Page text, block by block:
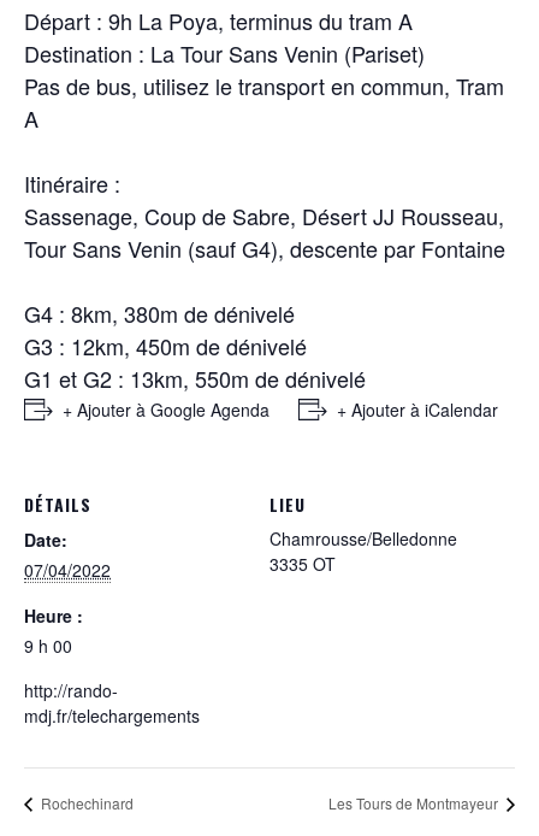
Départ : 9h La Poya, terminus du tram A
Destination : La Tour Sans Venin (Pariset)
Pas de bus, utilisez le transport en commun, Tram
A
Itinéraire :
Sassenage, Coup de Sabre, Désert JJ Rousseau,
Tour Sans Venin (sauf G4), descente par Fontaine
G4 : 8km, 380m de dénivelé
G3 : 12km, 450m de dénivelé
G1 et G2 : 13km, 550m de dénivelé
+ Ajouter à Google Agenda + Ajouter à iCalendar
DÉTAILS
Date:
07/04/2022
Heure :
9 h 00
http://rando-
mdj.fr/telechargements
LIEU
Chamrousse/Belledonne
3335 OT
Rochechinard Les Tours de Montmayeur